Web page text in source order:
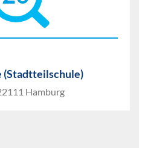
(Stadtteilschule)
Hamburg